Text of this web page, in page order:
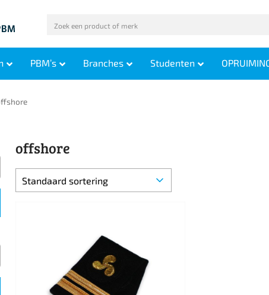
PBM’s Branches Studenten
offshore